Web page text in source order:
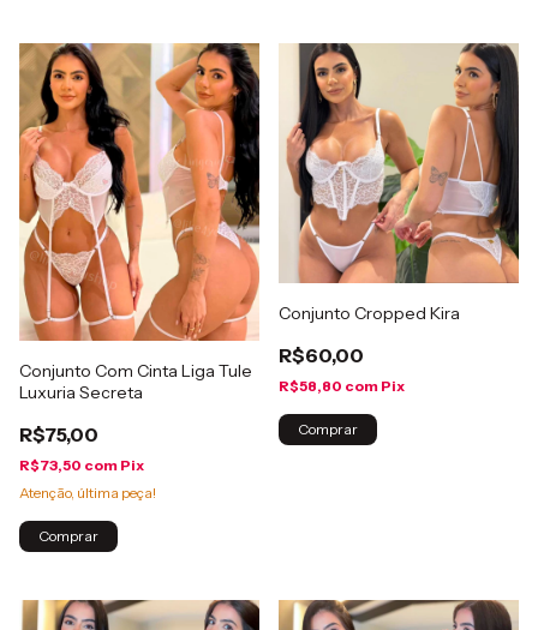
Conjunto Com Cinta Liga Tule
Luxuria Secreta
R$75,00
R$73,50 com Pix
Atenção, última peça!
Comprar
Conjunto Cropped Kira
R$60,00
R$58,80 com Pix
Comprar